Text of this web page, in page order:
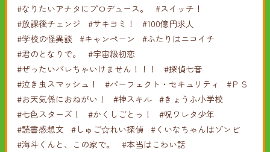
#なりたいアナタにプロデュース。
#スイッチ！
#放課後チェンジ
#サキヨミ！
#100億円求人
#学校の怪異談 #キャンペーン
#ふたりはニコイチ
#君のとなりで。
#宇宙級初恋
#ぜったいバレちゃいけません！！！
#探偵七音
#泣き虫スマッシュ！
#パーフェクト・セキュリティ
#ＰＳ
#お天気係におねがい！
#神スキル #きょうふ小学校
#七色スターズ！
#かくしごとっ！
#呪ワレタ少年
#読書感想文
#しゅご☆れい探偵 #くいなちゃんはゾンビ
#海斗くんと、この家で。
#本当はこわい話